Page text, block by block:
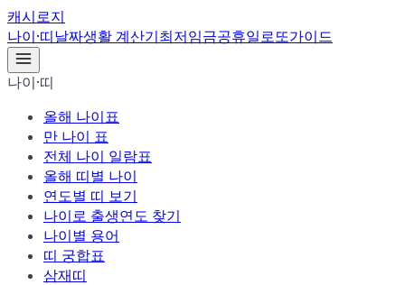
캐시로지
나이·띠날짜생활 계산기최저임금공휴일로또가이드
나이·띠
올해 나이표
만 나이 표
전체 나이 일람표
올해 띠별 나이
연도별 띠 보기
나이로 출생연도 찾기
나이별 용어
띠 궁합표
삼재띠